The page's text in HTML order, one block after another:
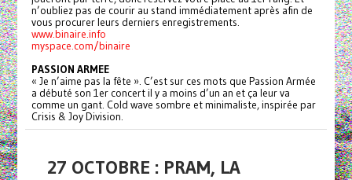
n’oubliez pas de courir au stand immédiatement après afin de
vous procurer leurs derniers enregistrements.
www.binaire.info
myspace.com/binaire
PASSION ARMEE
« Je n’aime pas la fête ». C’est sur ces mots que Passion Armée
a débuté son 1er concert il y a moins d’un an et ça leur va
comme un gant. Cold wave sombre et minimaliste, inspirée par
Crisis & Joy Division.
27 OCTOBRE : PRAM, LA